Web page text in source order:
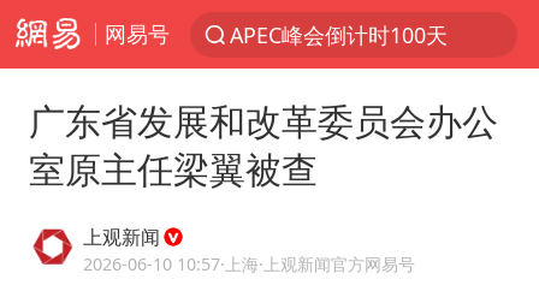
网易号
APEC峰会倒计时100天
众星发文悼念秦焰
苏州河水抢排翻泄至黄浦江
广东省发展和改革委员会办公
室原主任梁翼被查
上观新闻
2026-06-10 10:57·上海·上观新闻官方网易号